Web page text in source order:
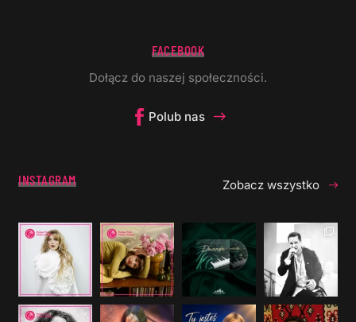
FACEBOOK
Dołącz do naszej społeczności.
Polub nas
INSTAGRAM Zobacz wszystko